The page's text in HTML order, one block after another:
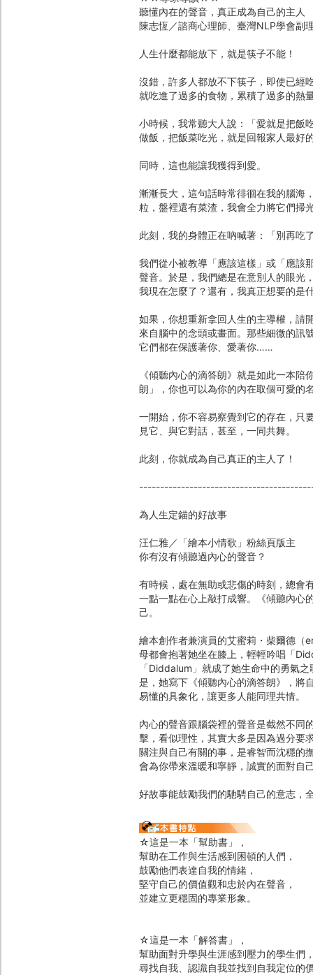
聽懂內在的聲音，真正成為自己的主人
陳志恆／諮商心理師、臺灣NLP學會副
人生什麼都能放下，就是筷子不能！
沒錯，許多人都放不下筷子，即使已經
就吃進了過多的食物，累積了過多的
小時候，我常聽大人說：「愛就是把飯
做飯，把飯菜吃光，就是回報家人最好
同時，這也能讓我獲得到愛。
漸漸長大，這句話時常徘徊在我的腦海
粒，盤裡還有菜渣，我會全力將它們掃
此刻，我的身體正在吶喊著：「別再吃
我們從小被教導「應該這樣」或「應該
聲音。於是，我們總是在意別人的眼
我現在怎麼了？還有，我真正想要的是
如果，你想重新拿回人生的主導權，請
來自腦中的念頭或畫面。那些細微的訊
它們都在保護著你、愛著你……
《傾聽內心的滴答朗》就是如此一本
朗」，你也可以為你的內在取個可愛的
一開始，你不容易察覺到它的存在，只
見它、與它對話，甚至，一同共舞。
此刻，你就成為自己真正的主人了！
為人生定錨的好故事
汪仁雅／「繪本小情歌」粉絲頁版主
你有沒有傾聽過內心的聲音？
有時候，處在無助或悲傷的時刻，總會
一點一點在心上敲打成響。《傾聽內心
己。
繪本創作者兼演員的艾蜜莉・柴爾德（
母都會抱著她坐在膝上，輕輕吟唱「
「Diddalum」就成了她生命中的勇氣
是，她寫下《傾聽內心的滴答朗》，將
易懂的具象化，讓更多人能同理共情。
內心的聲音跟腦袋裡的聲音是截然不同
擊，看似理性，其實大多是因為過分要
關注與自己有關的事，是睿智而沈穩的
會為你帶來溫暖和寧靜，誠實的面對自
好故事能鼓勵我們的馳騁自己的意志，
☆這是一本「幫助書」，
幫助在工作與生活感到困頓的人們，
鼓勵他們表達自我的情緒，
堅守自己的價值觀和忠於內在聲音，
並建立更穩固的專業形象。
☆這是一本「解答書」，
幫助面對升學與生涯感到壓力的學生們
尋找自我、認識自我並找到自我定位的